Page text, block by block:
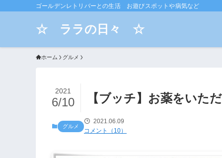
ゴールデンレトリバーとの生活 お遊びスポットや病気など
☆ ララの日々 ☆
ホーム グルメ
【ブッチ】お薬をいた
2021
6/10
グルメ
2021.06.09
コメント（10）